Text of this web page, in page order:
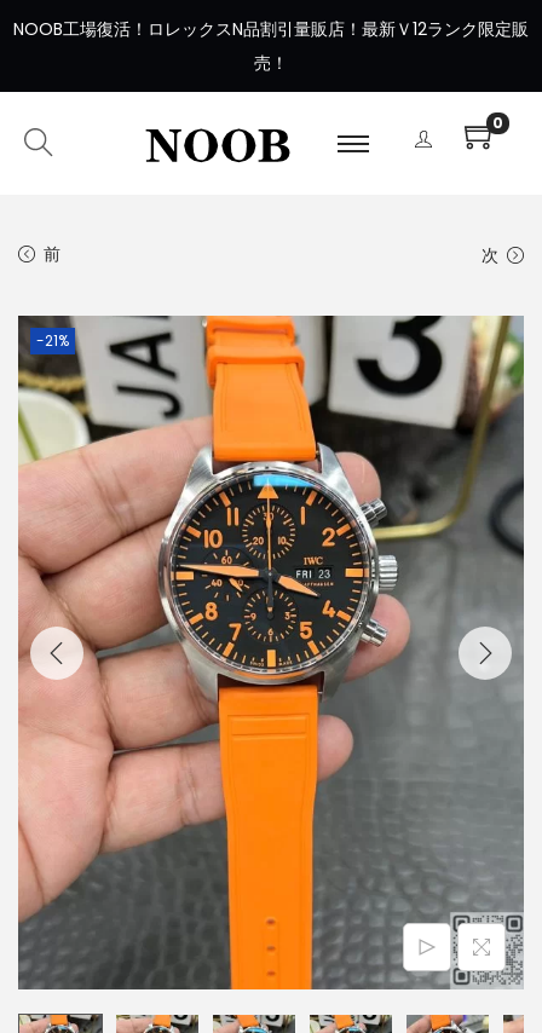
NOOB工場復活 ！ ロレックスN品割引量販店！最新Ｖ12ランク限定販
売！
0
前 次
-21%